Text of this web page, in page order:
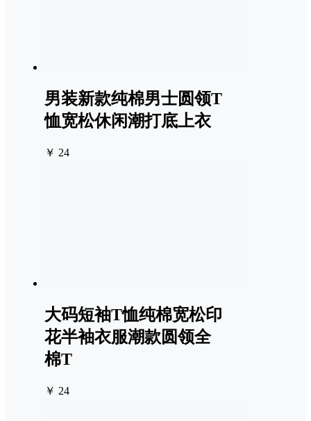
男装新款纯棉男士圆领T
恤宽松休闲潮打底上衣
￥ 24
大码短袖T恤纯棉宽松印
花半袖衣服潮款圆领全
棉T
￥ 24